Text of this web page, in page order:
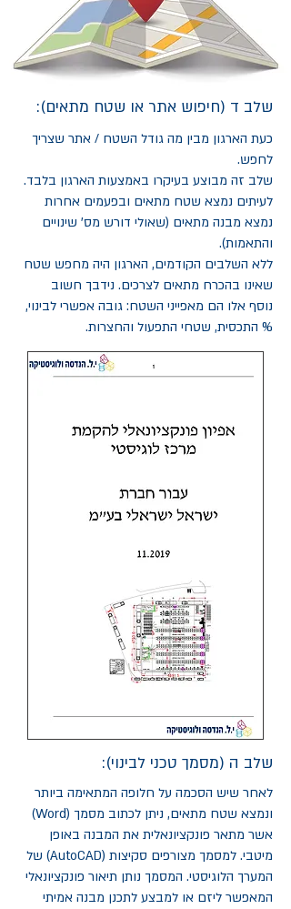
שלב ד (חיפוש אתר או שטח מתאים):
כעת הארגון מבין מה גודל השטח / אתר שצריך
לחפש.
שלב זה מבוצע בעיקרו באמצעות הארגון בלבד.
לעיתים נמצא שטח מתאים ובפעמים אחרות
נמצא מבנה מתאים (שאולי דורש מס' שינויים
והתאמות).
ללא השלבים הקודמים, הארגון היה מחפש שטח
שאינו בהכרח מתאים לצרכים. נידבך חשוב
נוסף אלו הם מאפייני השטח: גובה אפשרי לבינוי,
% התכסית, שטחי התפעול והחצרות.
שלב ה (מסמך טכני לבינוי):
לאחר שיש הסכמה על חלופה המתאימה ביותר
ונמצא שטח מתאים, ניתן לכתוב מסמך (Word)
אשר מתאר פונקציונאלית את המבנה באופן
מיטבי. למסמך מצורפים סקיצות (AutoCAD) של
המערך הלוגיסטי. המסמך נותן תיאור פונקציונאלי
המאפשר ליזם או למבצע לתכנן מבנה אמיתי